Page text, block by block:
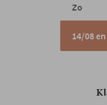
Zo
14/08